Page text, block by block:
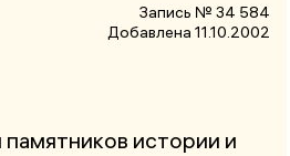
Запись № 34 584
Добавлена 11.10.2002
истории и